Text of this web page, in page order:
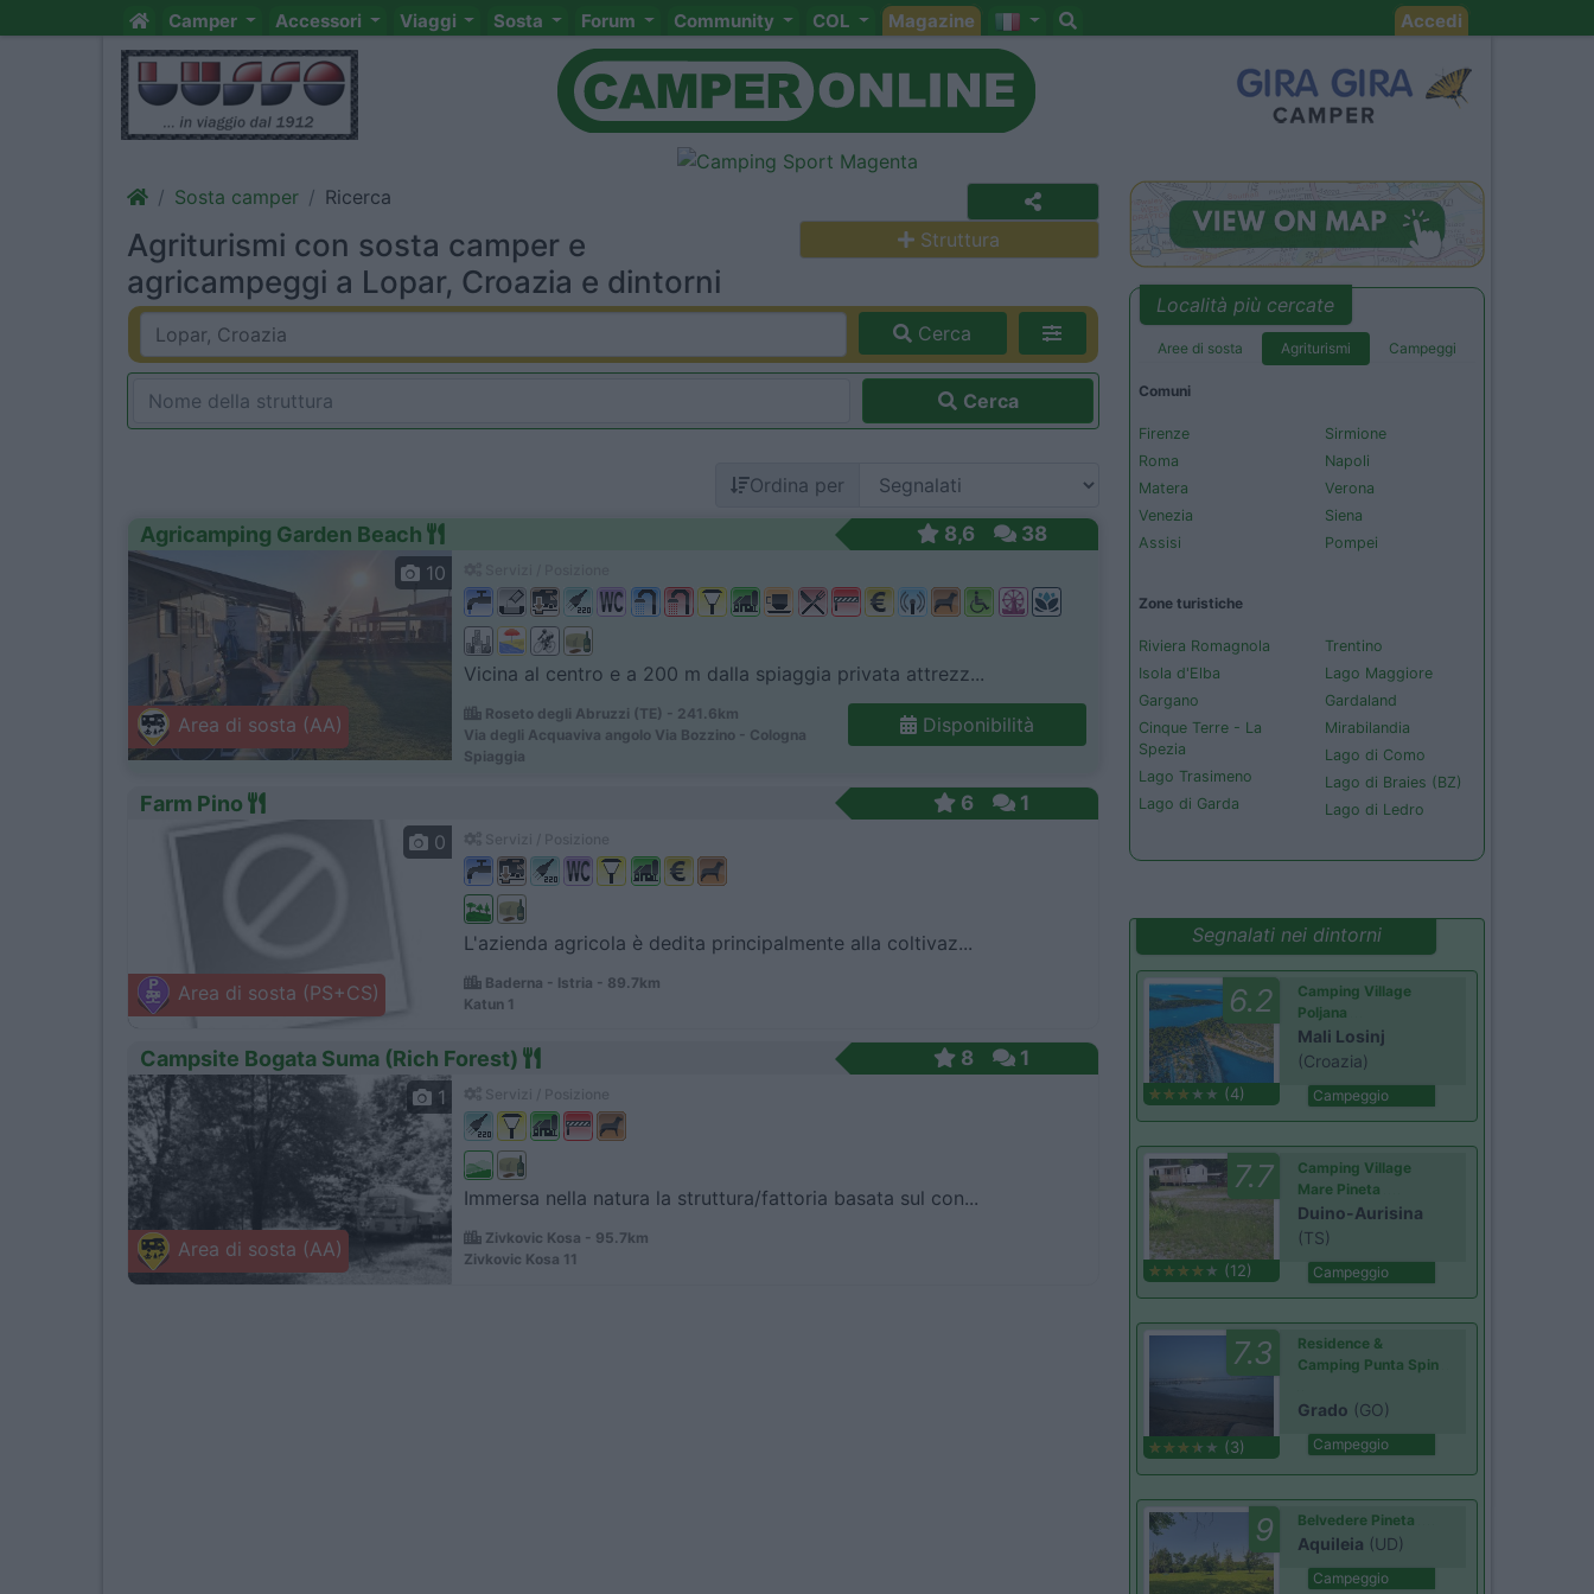
Camper Accessori Viaggi Sosta Forum Community COL Magazine Accedi
Sosta camper Ricerca
Agriturismi con sosta camper e
agricampeggi a Lopar, Croazia e dintorni
Struttura
Cerca
Cerca
Ordina per
Agricamping Garden Beach 8,6 38
Area di sosta (AA)
10
Vicina al centro e a 200 m dalla spiaggia privata attrezz...
Roseto degli Abruzzi (TE) - 241.6km
Via degli Acquaviva angolo Via Bozzino - Cologna
Spiaggia
Disponibilità
Farm Pino 6 1
Area di sosta (PS+CS)
0
L'azienda agricola è dedita principalmente alla coltivaz...
Baderna - Istria - 89.7km
Katun 1
Campsite Bogata Suma (Rich Forest) 8 1
Area di sosta (AA)
1
Immersa nella natura la struttura/fattoria basata sul con...
Zivkovic Kosa - 95.7km
Zivkovic Kosa 11
Località più cercate
Aree di sosta Agriturismi Campeggi
Comuni
Firenze
Roma
Matera
Venezia
Assisi
Sirmione
Napoli
Verona
Siena
Pompei
Zone turistiche
Riviera Romagnola
Isola d'Elba
Gargano
Cinque Terre - La
Spezia
Lago Trasimeno
Lago di Garda
Trentino
Lago Maggiore
Gardaland
Mirabilandia
Lago di Como
Lago di Braies (BZ)
Lago di Ledro
Segnalati nei dintorni
6.2
(4)
Camping Village
Poljana
Mali Losinj
(Croazia)
Campeggio
7.7
(12)
Camping Village
Mare Pineta
Duino-Aurisina
(TS)
Campeggio
7.3
(3)
Residence &
Camping Punta Spin
Grado (GO)
Campeggio
9 Belvedere Pineta
Aquileia (UD)
Campeggio